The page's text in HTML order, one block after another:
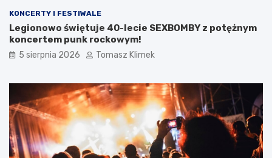
KONCERTY I FESTIWALE
Legionowo świętuje 40-lecie SEXBOMBY z potężnym
koncertem punk rockowym!
5 sierpnia 2026 Tomasz Klimek